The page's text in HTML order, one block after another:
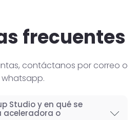
frecuentes
contáctanos por correo o
whatsapp.
Studio y en qué se
aceleradora o